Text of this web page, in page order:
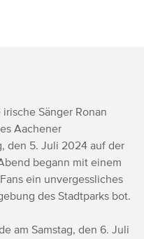
Sänger Ronan
Aachener
den 5. Juli 2024 auf der
begann mit einem
ein unvergessliches
des Stadtparks bot.
am Samstag, den 6. Juli